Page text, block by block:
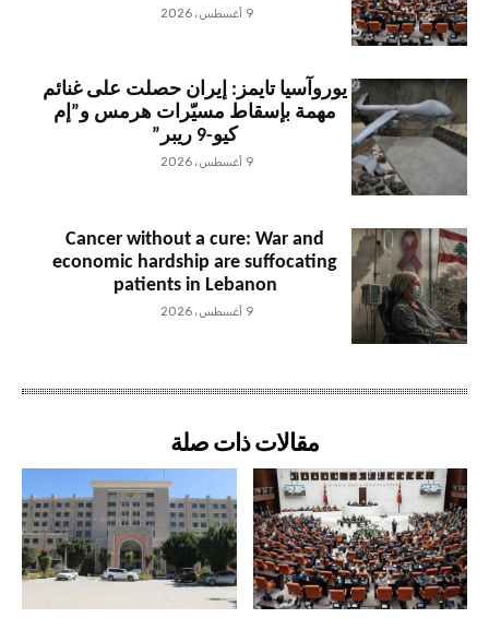
9 أغسطس، 2026
يوروآسيا تايمز: إيران حصلت على غنائم
مهمة بإسقاط مسيّرات هرمس و”إم
كيو-9 ريبر”
9 أغسطس، 2026
Cancer without a cure: War and
economic hardship are suffocating
patients in Lebanon
9 أغسطس، 2026
مقالات ذات صلة